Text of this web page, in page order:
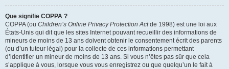
Que signifie COPPA ?
COPPA (ou Children’s Online Privacy Protection Actde 1998) est une loi aux
États-Unis qui dit que les sites Internet pouvant recueillir des informations de
mineurs de moins de 13 ans doivent obtenir le consentement écrit des parents
(ou d’un tuteur légal) pour la collecte de ces informations permettant
d’identifier un mineur de moins de 13 ans. Si vous n’êtes pas sûr que cela
s’applique à vous, lorsque vous vous enregistrez ou que quelqu’un le fait à